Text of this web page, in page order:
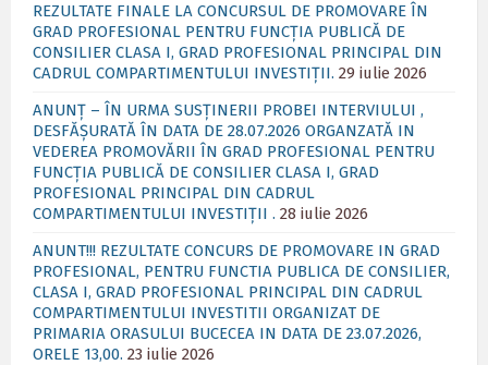
REZULTATE FINALE LA CONCURSUL DE PROMOVARE ÎN
GRAD PROFESIONAL PENTRU FUNCȚIA PUBLICĂ DE
CONSILIER CLASA I, GRAD PROFESIONAL PRINCIPAL DIN
CADRUL COMPARTIMENTULUI INVESTIȚII. 29 iulie 2026
ANUNȚ – ÎN URMA SUSȚINERII PROBEI INTERVIULUI ,
DESFĂȘURATĂ ÎN DATA DE 28.07.2026 ORGANZATĂ IN
VEDEREA PROMOVĂRII ÎN GRAD PROFESIONAL PENTRU
FUNCȚIA PUBLICĂ DE CONSILIER CLASA I, GRAD
PROFESIONAL PRINCIPAL DIN CADRUL
COMPARTIMENTULUI INVESTIȚII . 28 iulie 2026
ANUNT!!! REZULTATE CONCURS DE PROMOVARE IN GRAD
PROFESIONAL, PENTRU FUNCTIA PUBLICA DE CONSILIER,
CLASA I, GRAD PROFESIONAL PRINCIPAL DIN CADRUL
COMPARTIMENTULUI INVESTITII ORGANIZAT DE
PRIMARIA ORASULUI BUCECEA IN DATA DE 23.07.2026,
ORELE 13,00. 23 iulie 2026